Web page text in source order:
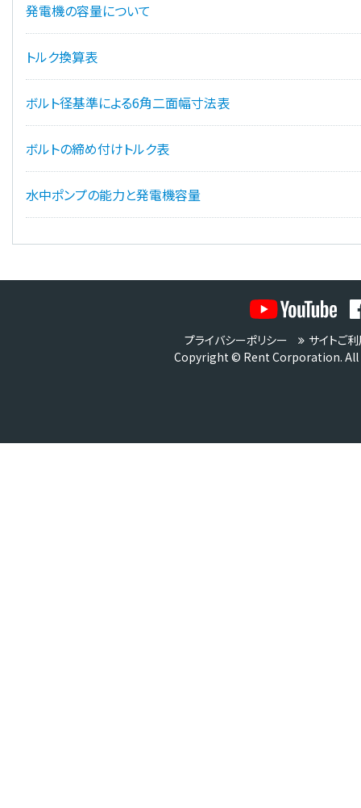
発電機の容量について
トルク換算表
ボルト径基準による6角二面幅寸法表
ボルトの締め付けトルク表
水中ポンプの能力と発電機容量
プライバシーポリシー
サイトご
Copyright © Rent Corporation. All